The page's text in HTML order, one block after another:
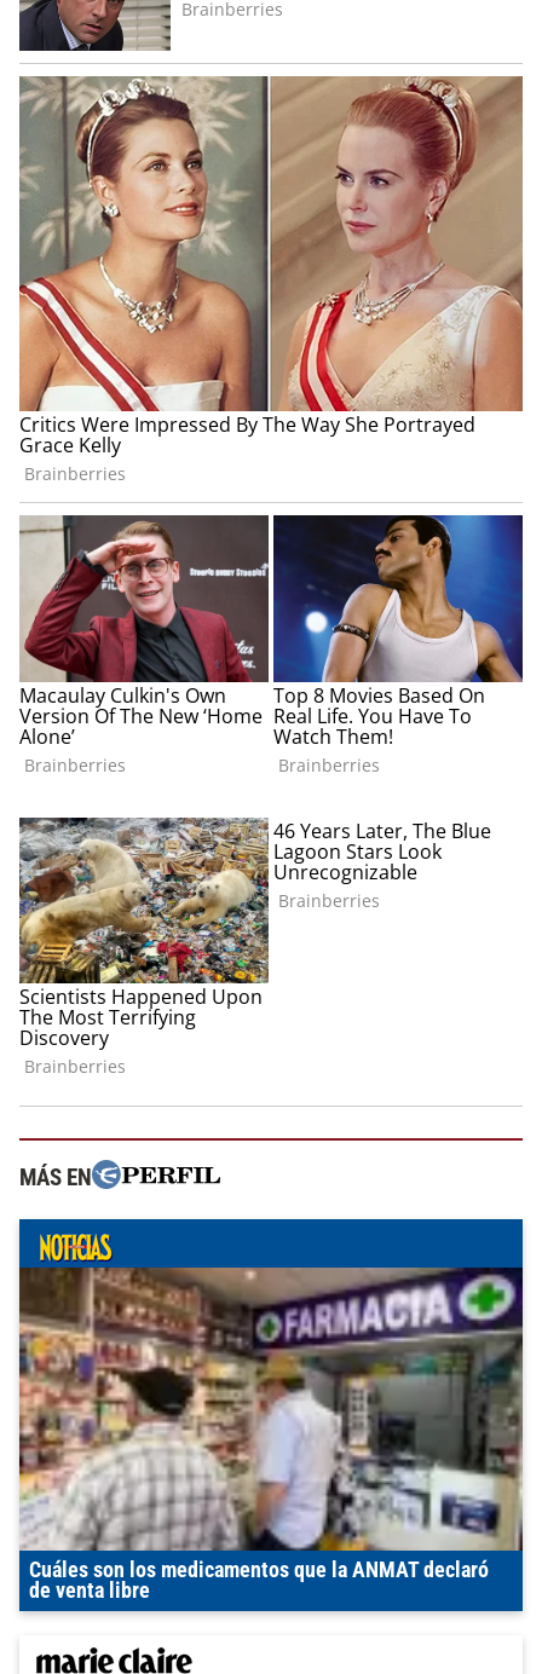
MÁS EN
Cuáles son los medicamentos que la ANMAT declaró
de venta libre